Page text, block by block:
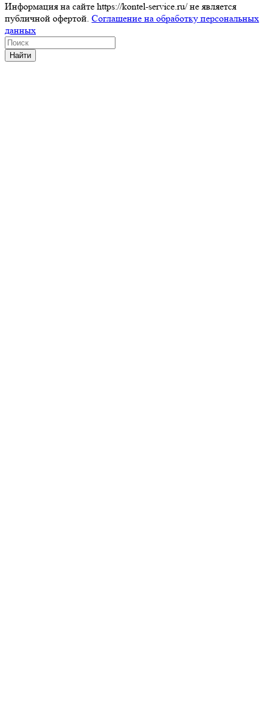
Информация на сайте https://kontel-service.ru/ не является
публичной офертой. Соглашение на обработку персональных
данных
Найти